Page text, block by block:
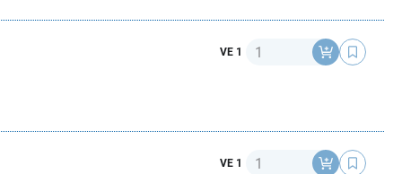
VE 1 Anzahl
VE 1 Anzahl